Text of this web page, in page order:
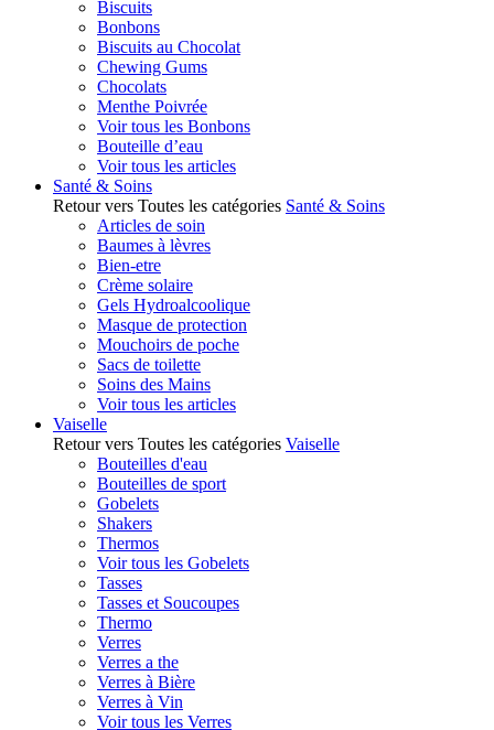
Biscuits
Bonbons
Biscuits au Chocolat
Chewing Gums
Chocolats
Menthe Poivrée
Voir tous les Bonbons
Bouteille d’eau
Voir tous les articles
Santé & Soins
Retour vers Toutes les catégories Santé & Soins
Articles de soin
Baumes à lèvres
Bien-etre
Crème solaire
Gels Hydroalcoolique
Masque de protection
Mouchoirs de poche
Sacs de toilette
Soins des Mains
Voir tous les articles
Vaiselle
Retour vers Toutes les catégories Vaiselle
Bouteilles d'eau
Bouteilles de sport
Gobelets
Shakers
Thermos
Voir tous les Gobelets
Tasses
Tasses et Soucoupes
Thermo
Verres
Verres a the
Verres à Bière
Verres à Vin
Voir tous les Verres